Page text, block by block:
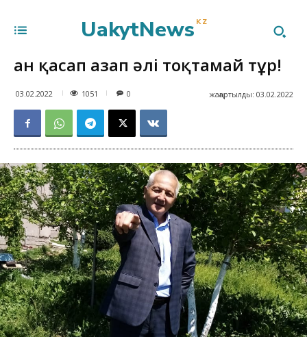
UakytNews KZ
Қан қасап азап әлі тоқтамай тұр!
03.02.2022 1051 жаңартылды: 03.02.2022
0